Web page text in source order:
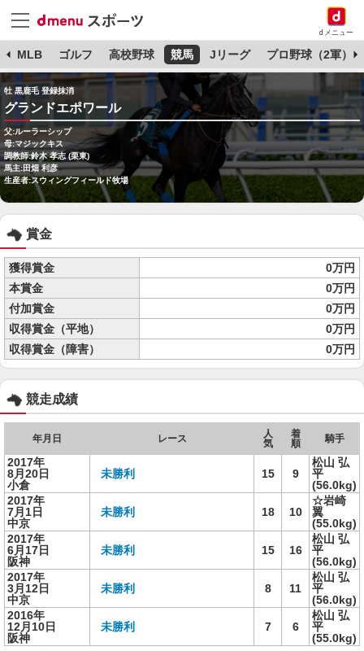
dメニュー
MLB ゴルフ 高校野球 競馬 Jリーグ プロ野球（2軍）
牡 黒鹿毛 登録抹消
グランドエポワール
父:ルーラーシップ
母:マジックキス
調教師:鈴木 孝志 (栗東)
馬主:田畑 利彦
生産者:スウィングフィールド牧場
賞金
獲得賞金
0万円
本賞金
0万円
付加賞金
0万円
収得賞金（平地）
0万円
収得賞金（障害）
0万円
競走成績
年月日 レース
人
気
着
順
騎手
2017年
8月20日
小倉
未勝利 15 9
松山 弘
平
(56.0kg)
2017年
7月1日
中京
未勝利 18 10
☆岩崎
翼
(55.0kg)
2017年
6月17日
阪神
未勝利 15 16
松山 弘
平
(56.0kg)
2017年
3月12日
中京
未勝利 8 11
松山 弘
平
(56.0kg)
2016年
12月10日
阪神
未勝利 7 6
松山 弘
平
(55.0kg)